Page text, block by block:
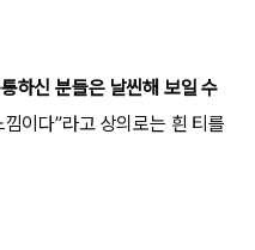
하신 분들은 날씬해 보일 수
이다”라고 상의로는 흰 티를